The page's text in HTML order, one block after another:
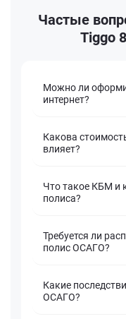
Частые
Tiggo
Можно ли
интернет?
Какова
влияет?
Что такое КБМ и
полиса?
Требуется ли
полис ОСАГО?
Какие
ОСАГО?